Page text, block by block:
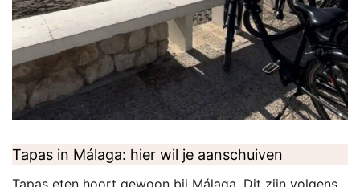
Tapas in Málaga: hier wil je aanschuiven
Tapas eten hoort gewoon bij Málaga. Dit zijn volgens